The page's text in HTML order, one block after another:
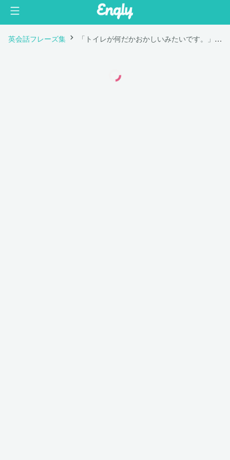
英会話フレーズ集 「トイレが何だかおかしいみたいです。」は英語で "There's something wrong with our toilet."